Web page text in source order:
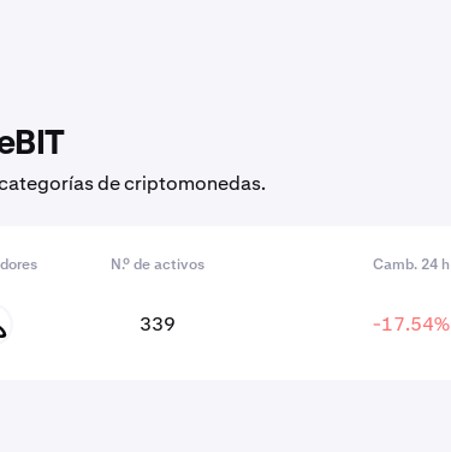
de criptomonedas.
N.º de activos Camb. 24 h
339 -17.54%